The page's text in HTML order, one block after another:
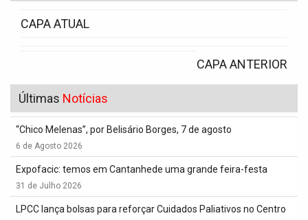
CAPA ATUAL
CAPA ANTERIOR
Últimas Notícias
“Chico Melenas”, por Belisário Borges, 7 de agosto
6 de Agosto 2026
Expofacic: temos em Cantanhede uma grande feira-festa
31 de Julho 2026
LPCC lança bolsas para reforçar Cuidados Paliativos no Centro